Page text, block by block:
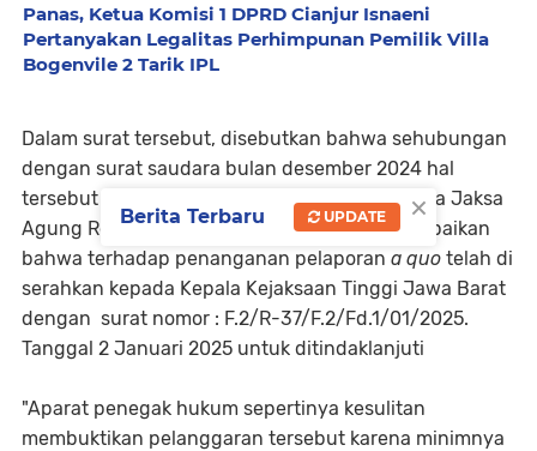
Panas, Ketua Komisi 1 DPRD Cianjur Isnaeni
Pertanyakan Legalitas Perhimpunan Pemilik Villa
Bogenvile 2 Tarik IPL
Dalam surat tersebut, disebutkan bahwa sehubungan
dengan surat saudara bulan desember 2024 hal
tersebut pada pokok surat yg ditujukan kepada Jaksa
Agung Republik Indonesia, bersama ini disampaikan
bahwa terhadap penanganan pelaporan a quo telah di
serahkan kepada Kepala Kejaksaan Tinggi Jawa Barat
dengan surat nomor : F.2/R-37/F.2/Fd.1/01/2025.
Tanggal 2 Januari 2025 untuk ditindaklanjuti
"Aparat penegak hukum sepertinya kesulitan
membuktikan pelanggaran tersebut karena minimnya
×
Berita Terbaru UPDATE